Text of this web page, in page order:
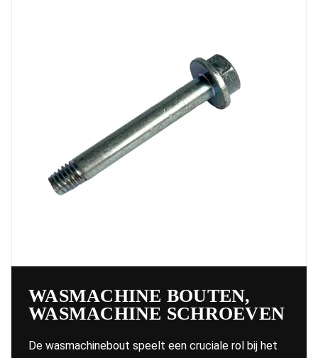
WASMACHINE BOUTEN,
WASMACHINE SCHROEVEN
De wasmachinebout speelt een cruciale rol bij het